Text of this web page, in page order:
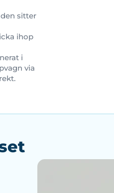
sitter
ihop
i
via